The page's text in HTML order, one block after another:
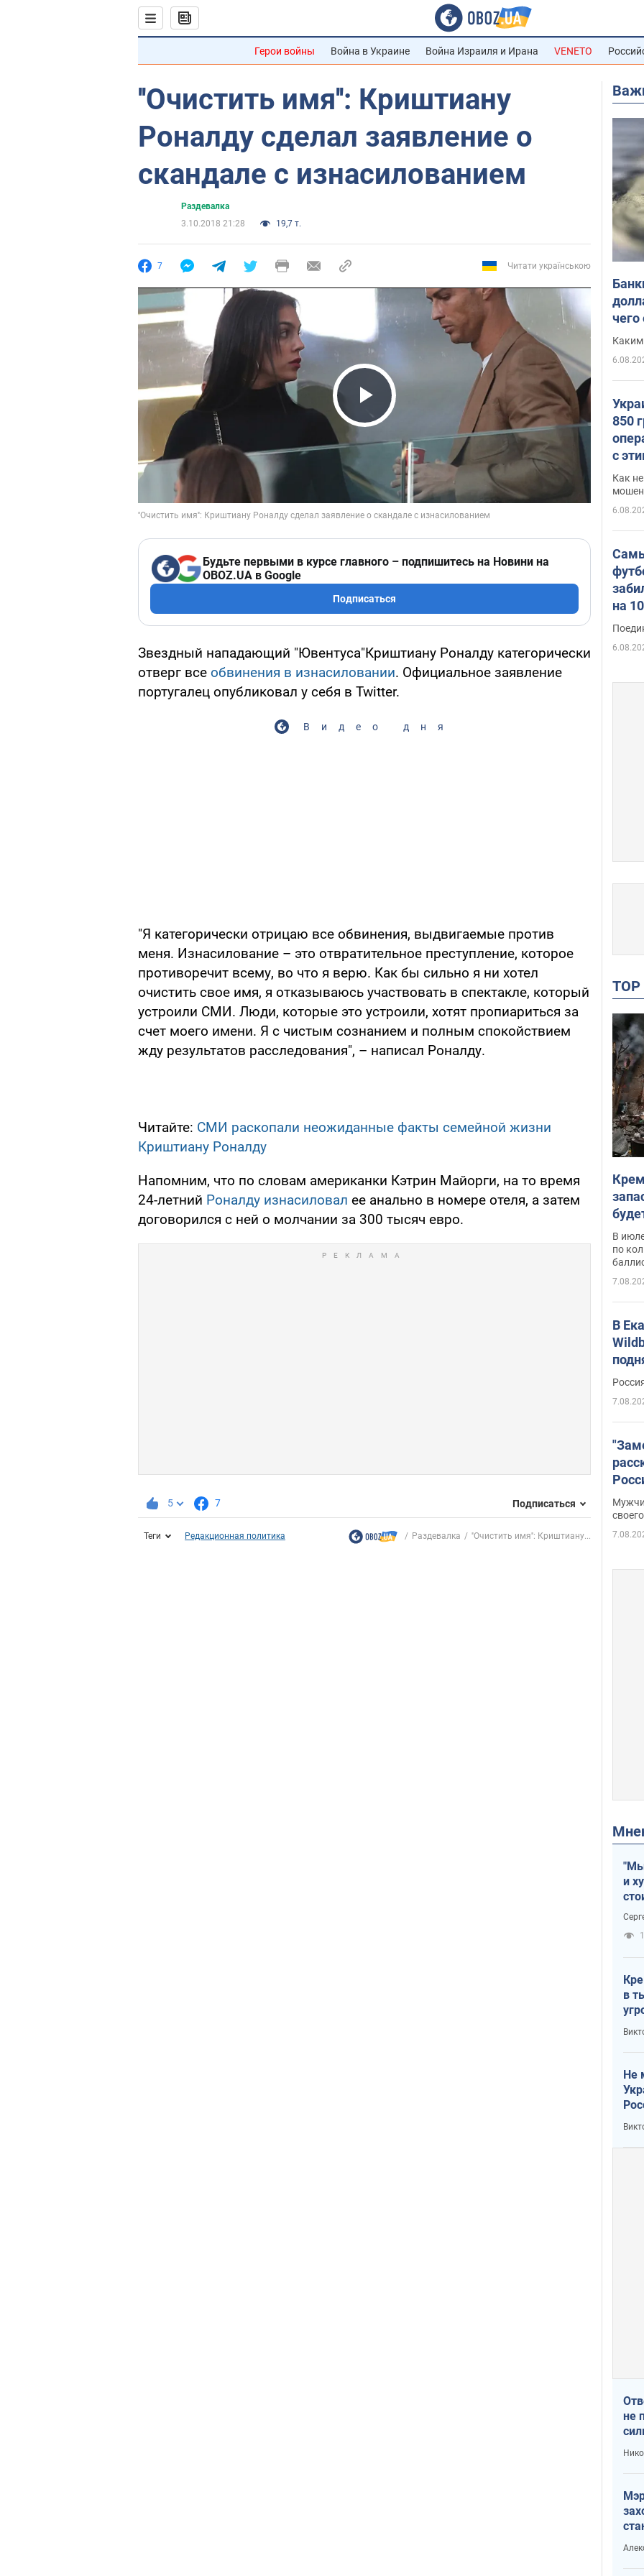
Герои войны Война в Украине Война Израиля и Ирана VENETO
''Очистить имя'': Криштиану
Роналду сделал заявление о
скандале с изнасилованием
Раздевалка
3.10.2018 21:28
19,7 т.
7 Читати українською
Play Video
Будьте первыми в курсе главного – подпишитесь на Новини на
OBOZ.UA в Google
Подписаться
Звездный нападающий "Ювентуса"Криштиану Роналду категорически
отверг все обвинения в изнасиловании. Официальное заявление
португалец опубликовал у себя в Twitter.
Видео дня
"Я категорически отрицаю все обвинения, выдвигаемые против
меня. Изнасилование – это отвратительное преступление, которое
противоречит всему, во что я верю. Как бы сильно я ни хотел
очистить свое имя, я отказываюсь участвовать в спектакле, который
устроили СМИ. Люди, которые это устроили, хотят пропиариться за
счет моего имени. Я с чистым сознанием и полным спокойствием
жду результатов расследования", – написал Роналду.
Читайте: СМИ раскопали неожиданные факты семейной жизни
Криштиану Роналду
Напомним, что по словам американки Кэтрин Майорги, на то время
24-летний Роналду изнасиловал ее анально в номере отеля, а затем
договорился с ней о молчании за 300 тысяч евро.
5 7 Подписаться
Теги Редакционная политика Раздевалка ''Очистить имя'': Криштиану...
Каким
850
с
Как
на
В
по
В
Фото
и
в
Не
не
и